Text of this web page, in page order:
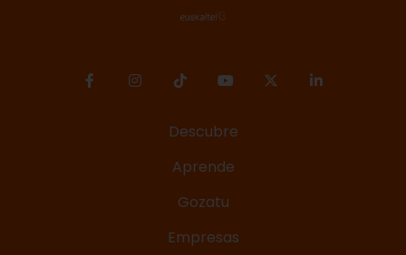
Descubre
Aprende
Gozatu
Empresas